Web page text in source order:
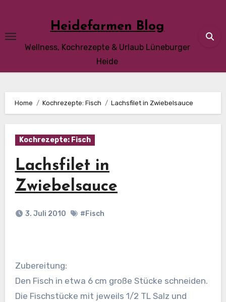
content
Heidefarmen Blog
Wellness, Kochrezepte & Urlaub Lüneburger
Heide
Home Kochrezepte: Fisch Lachsfilet in Zwiebelsauce
Kochrezepte: Fisch
Lachsfilet in
Zwiebelsauce
3. Juli 2010 #Fisch
Zubereitung:
Den Fisch in etwa 6 cm große Stücke schneiden.
Die Fischstücke mit jeweils 1/2 TL Salz und